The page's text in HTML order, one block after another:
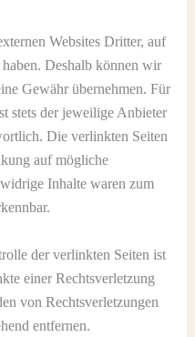
Websites Dritter, auf
Deshalb können wir
Gewähr übernehmen. Für
stets der jeweilige Anbieter
Die verlinkten Seiten
auf mögliche
Inhalte waren zum
der verlinkten Seiten ist
einer Rechtsverletzung
von Rechtsverletzungen
entfernen.